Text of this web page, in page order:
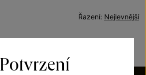
Nejlevnější
Řazení:
Potvrzení